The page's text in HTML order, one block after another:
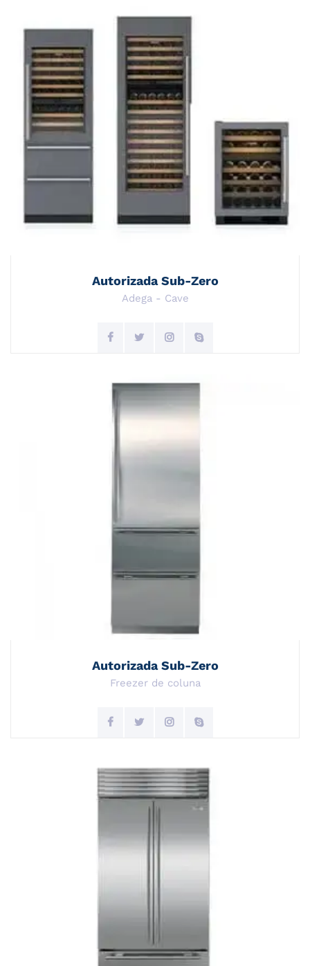
Autorizada Sub-Zero
Adega - Cave
Autorizada Sub-Zero
Freezer de coluna